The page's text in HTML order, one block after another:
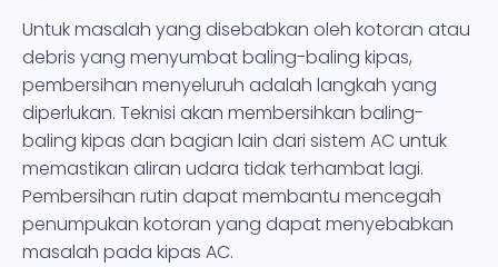
Untuk masalah yang disebabkan oleh kotoran atau
debris yang menyumbat baling-baling kipas,
pembersihan menyeluruh adalah langkah yang
diperlukan. Teknisi akan membersihkan baling-
baling kipas dan bagian lain dari sistem AC untuk
memastikan aliran udara tidak terhambat lagi.
Pembersihan rutin dapat membantu mencegah
penumpukan kotoran yang dapat menyebabkan
masalah pada kipas AC.